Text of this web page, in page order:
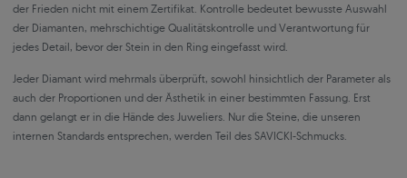
der Frieden nicht mit einem Zertifikat. Kontrolle bedeutet bewusste Auswahl
der Diamanten, mehrschichtige Qualitätskontrolle und Verantwortung für
jedes Detail, bevor der Stein in den Ring eingefasst wird.
Jeder Diamant wird mehrmals überprüft, sowohl hinsichtlich der Parameter als
auch der Proportionen und der Ästhetik in einer bestimmten Fassung. Erst
dann gelangt er in die Hände des Juweliers. Nur die Steine, die unseren
internen Standards entsprechen, werden Teil des SAVICKI-Schmucks.